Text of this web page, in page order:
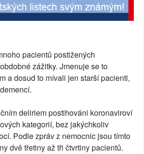
pacientů postižených
zážitky. Jmenuje se to
a dosud to mívali jen starší pacienti,
deliriem postihováni koronaviroví
kategorií, bez jakýchkoliv
Podle zpráv z nemocnic jsou tímto
dvě třetiny až tři čtvrtiny pacientů.